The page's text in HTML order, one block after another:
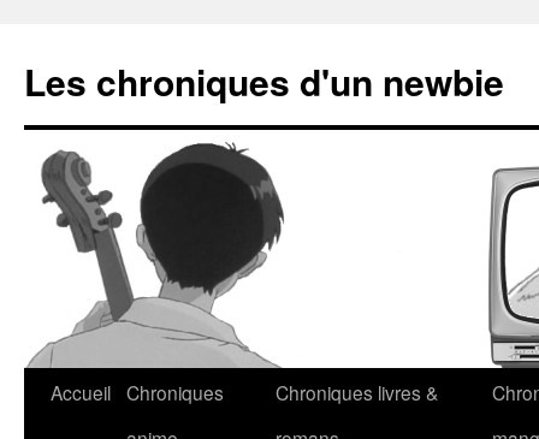
Les chroniques d'un newbie
Accueil Chroniques
Chroniques livres &